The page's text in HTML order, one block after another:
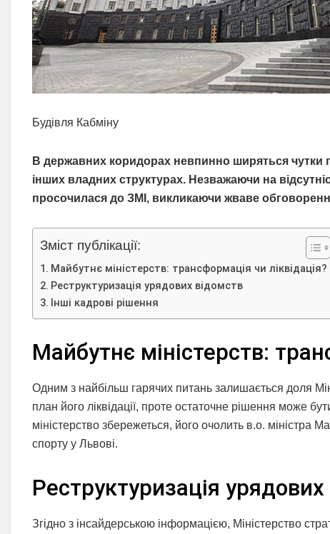
Будівля Кабміну
В державних коридорах невпинно ширяться чутки
інших владних структурах. Незважаючи на
просочилася до ЗМІ, викликаючи жваве
Зміст публікації:
Майбутнє міністерств: трансформація чи ліквідація?
Реструктуризація урядових відомств
Інші кадрові рішення
Майбутнє міністерств:
Одним з найбільш гарячих питань залишається доля
план його ліквідації, проте остаточне рішення може
міністерство збережеться, його очолить в.о. міністра
спорту у Львові.
Реструктуризація
Згідно з інсайдерською інформацією, Міністерство